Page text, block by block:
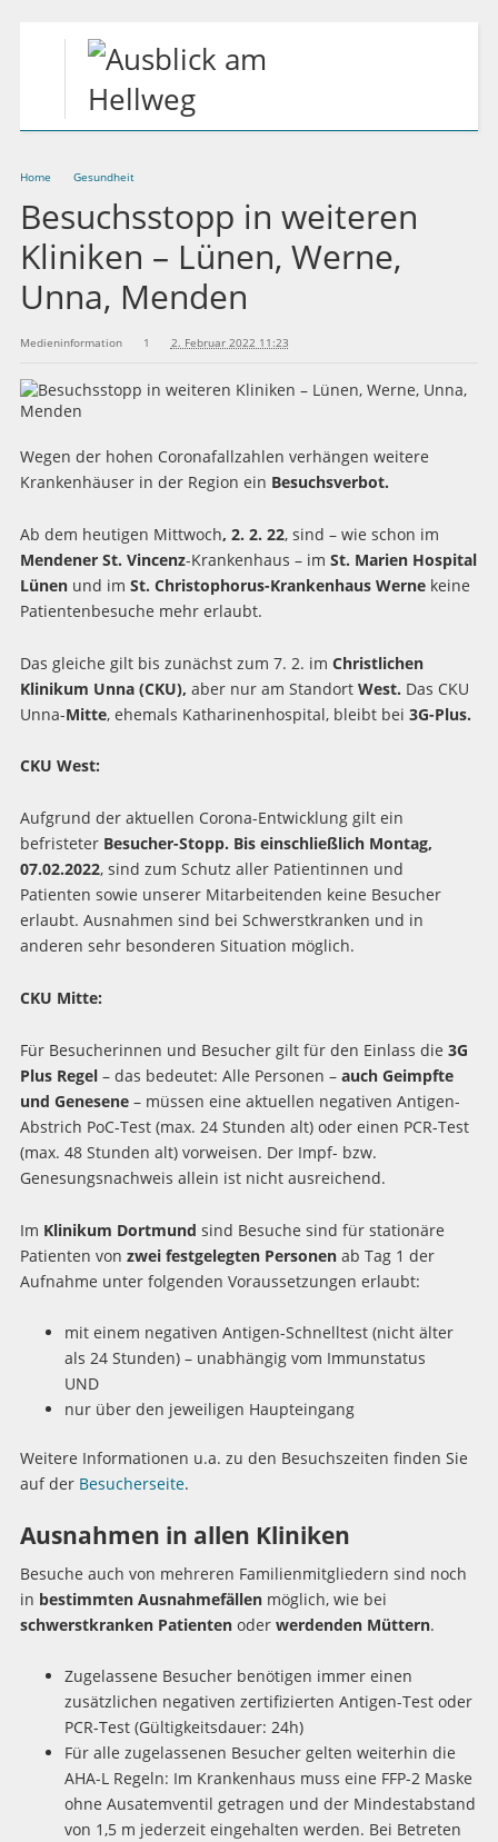
Home Gesundheit
Besuchsstopp in weiteren
Kliniken – Lünen, Werne,
Unna, Menden
Medieninformation 1 2. Februar 2022 11:23
Wegen der hohen Coronafallzahlen verhängen weitere
Krankenhäuser in der Region ein Besuchsverbot.
Ab dem heutigen Mittwoch, 2. 2. 22, sind – wie schon im
Mendener St. Vincenz-Krankenhaus – im St. Marien Hospital
Lünenund im St. Christophorus-Krankenhaus Wernekeine
Patientenbesuche mehr erlaubt.
Das gleiche gilt bis zunächst zum 7. 2. im Christlichen
Klinikum Unna (CKU), aber nur am Standort West. Das CKU
Unna-Mitte, ehemals Katharinenhospital, bleibt bei 3G-Plus.
CKU West:
Aufgrund der aktuellen Corona-Entwicklung gilt ein
befristeter Besucher-Stopp. Bis einschließlich Montag,
07.02.2022, sind zum Schutz aller Patientinnen und
Patienten sowie unserer Mitarbeitenden keine Besucher
erlaubt. Ausnahmen sind bei Schwerstkranken und in
anderen sehr besonderen Situation möglich.
CKU Mitte:
Für Besucherinnen und Besucher gilt für den Einlass die 3G
Plus Regel– das bedeutet: Alle Personen – auch Geimpfte
und Genesene– müssen eine aktuellen negativen Antigen-
Abstrich PoC-Test (max. 24 Stunden alt) oder einen PCR-Test
(max. 48 Stunden alt) vorweisen. Der Impf- bzw.
Genesungsnachweis allein ist nicht ausreichend.
Im Klinikum Dortmund sind Besuche sind für stationäre
Patienten von zwei festgelegten Personenab Tag 1 der
Aufnahme unter folgenden Voraussetzungen erlaubt:
mit einem negativen Antigen-Schnelltest (nicht älter
als 24 Stunden) – unabhängig vom Immunstatus
UND
nur über den jeweiligen Haupteingang
Weitere Informationen u.a. zu den Besuchszeiten finden Sie
auf der Besucherseite.
Ausnahmen in allen Kliniken
Besuche auch von mehreren Familienmitgliedern sind noch
in bestimmten Ausnahmefällenmöglich, wie bei
schwerstkranken Patientenoder werdenden Müttern.
Zugelassene Besucher benötigen immer einen
zusätzlichen negativen zertifizierten Antigen-Test oder
PCR-Test (Gültigkeitsdauer: 24h)
Für alle zugelassenen Besucher gelten weiterhin die
AHA-L Regeln: Im Krankenhaus muss eine FFP-2 Maske
ohne Ausatemventil getragen und der Mindestabstand
von 1,5 m jederzeit eingehalten werden. Bei Betreten